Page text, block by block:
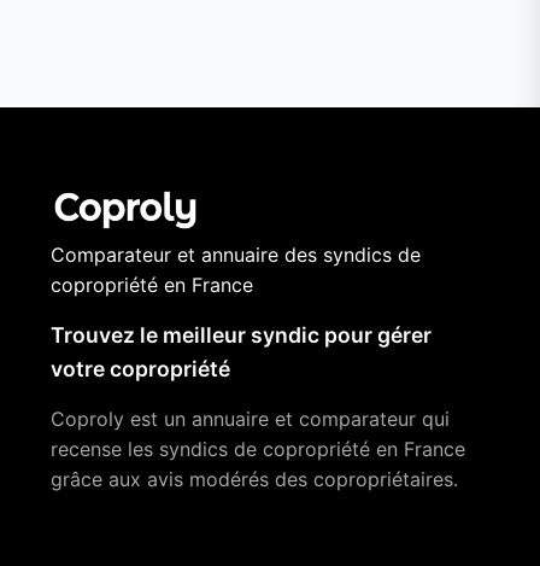
Comparateur et annuaire des syndics de
copropriété en France
Trouvez le meilleur syndic pour gérer
votre copropriété
Coproly est un annuaire et comparateur qui
recense les syndics de copropriété en France
grâce aux avis modérés des copropriétaires.